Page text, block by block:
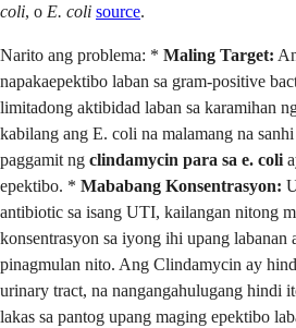
coli, o E. coli source.
Narito ang problema: * Maling Target:
napakaepektibo laban sa gram-positive
limitadong aktibidad laban sa karamihan
kabilang ang E. coli na malamang na
paggamit ng clindamycin para sa e. coli
epektibo. * Mababang Konsentrasyon:
antibiotic sa isang UTI, kailangan nitong
konsentrasyon sa iyong ihi upang labanan
pinagmulan nito. Ang Clindamycin ay
urinary tract, na nangangahulugang hindi
lakas sa pantog upang maging epektibo